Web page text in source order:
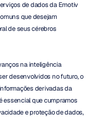
de dados da Emotiv
que desejam
de seus cérebros
na inteligência
desenvolvidos no futuro, o
derivadas da
essencial que cumpramos
e proteção de dados,